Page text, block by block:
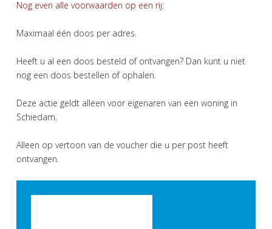
Nog even alle voorwaarden op een rij:
Maximaal één doos per adres.
Heeft u al een doos besteld of ontvangen? Dan kunt u niet
nog een doos bestellen of ophalen.
Deze actie geldt alleen voor eigenaren van een woning in
Schiedam.
Alleen op vertoon van de voucher die u per post heeft
ontvangen.